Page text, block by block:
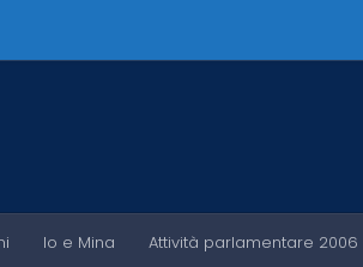
Io e Mina Attività parlamentare 2006